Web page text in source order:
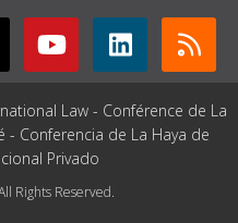
Law - Conférence de La
Conferencia de La Haya de
Privado
Rights Reserved.